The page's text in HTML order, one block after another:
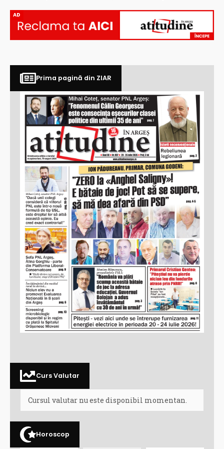
AD
Prima pagină din ZIAR
Curs Valutar
Cursul valutar nu este disponibil momentan.
Horoscop